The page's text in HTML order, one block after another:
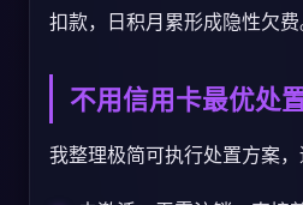
扣款，日积月累形成隐性欠费
不用信用卡最优处
我整理极简可执行处置方案，